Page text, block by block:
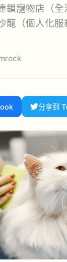
鎖寵物店（全
龍（個人化
分享到